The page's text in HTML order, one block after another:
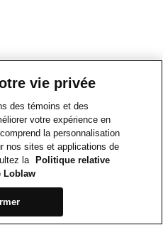
vie privée
des témoins et des
votre expérience en
la personnalisation
nos sites et applications de
la
Politique relative
Loblaw